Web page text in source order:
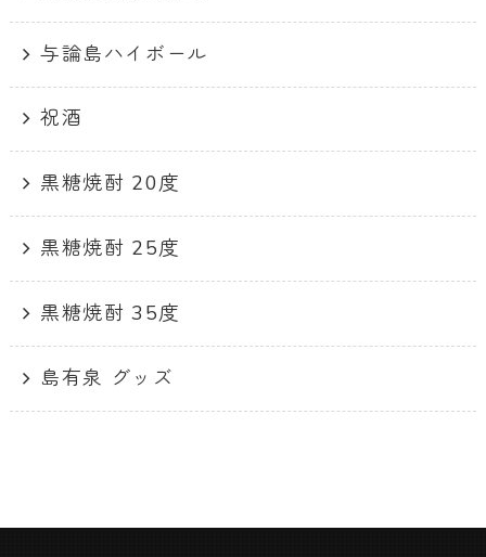
与論島ハイボール
祝酒
黒糖焼酎 20度
黒糖焼酎 25度
黒糖焼酎 35度
島有泉 グッズ